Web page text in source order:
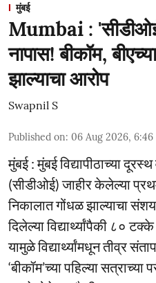
मुंबई
Mumbai :
नापास! बीकॉम,
झाल्याचा आरोप
Swapnil S
Published on: 06 Aug 2026, 6:46
मुंबई : मुंबई विद्यापीठाच्या
(सीडीओई) जाहीर केलेल्या
निकालात गोंधळ झाल्याचा संशय
दिलेल्या विद्यार्थ्यांपैकी ८०
यामुळे विद्यार्थ्यांमधून तीव्र
‘बीकॉम’च्या पहिल्या सत्राच्या